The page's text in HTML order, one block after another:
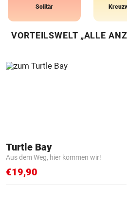
Solitär
VORTEILSWELT „ALLE
Turtle Bay
Aus dem Weg, hier kommen wir!
€19,90